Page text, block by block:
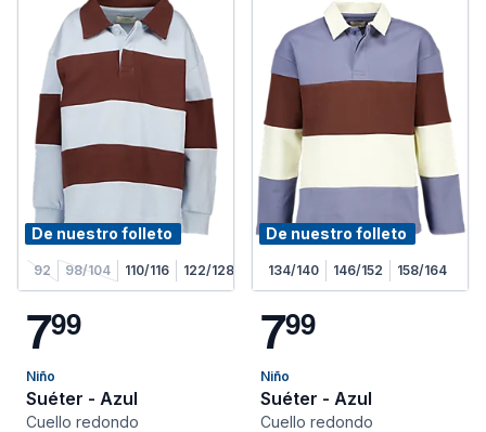
De nuestro folleto
92 98/104 110/116 122/128
799
Niño
Suéter - Azul
Cuello redondo
De nuestro folleto
134/140 146/152 158/164
799
Niño
Suéter - Azul
Cuello redondo